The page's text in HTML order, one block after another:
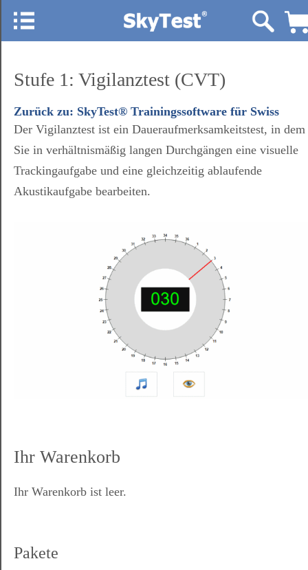
Stufe 1: Vigilanztest (CVT)
Zurück zu: SkyTest® Trainingssoftware für Swiss
Der Vigilanztest ist ein Daueraufmerksamkeitstest, in dem
Sie in verhältnismäßig langen Durchgängen eine visuelle
Trackingaufgabe und eine gleichzeitig ablaufende
Akustikaufgabe bearbeiten.
Ihr Warenkorb
Ihr Warenkorb ist leer.
Pakete